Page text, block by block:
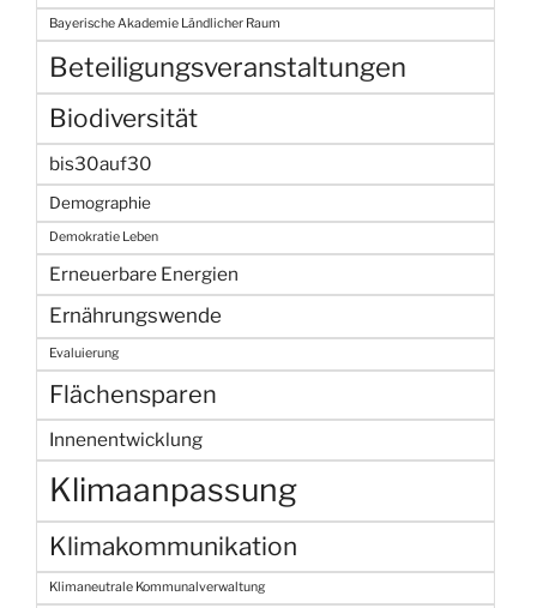
Bayerische Akademie Ländlicher Raum
Beteiligungsveranstaltungen
Biodiversität
bis30auf30
Demographie
Demokratie Leben
Erneuerbare Energien
Ernährungswende
Evaluierung
Flächensparen
Innenentwicklung
Klimaanpassung
Klimakommunikation
Klimaneutrale Kommunalverwaltung